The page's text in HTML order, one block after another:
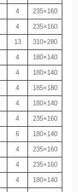
4
235×160
4
235×160
13
310×280
4
180×140
4
180×140
4
185×180
4
180×140
4
235×160
6
180×140
4
235×160
4
235×160
4
180×140